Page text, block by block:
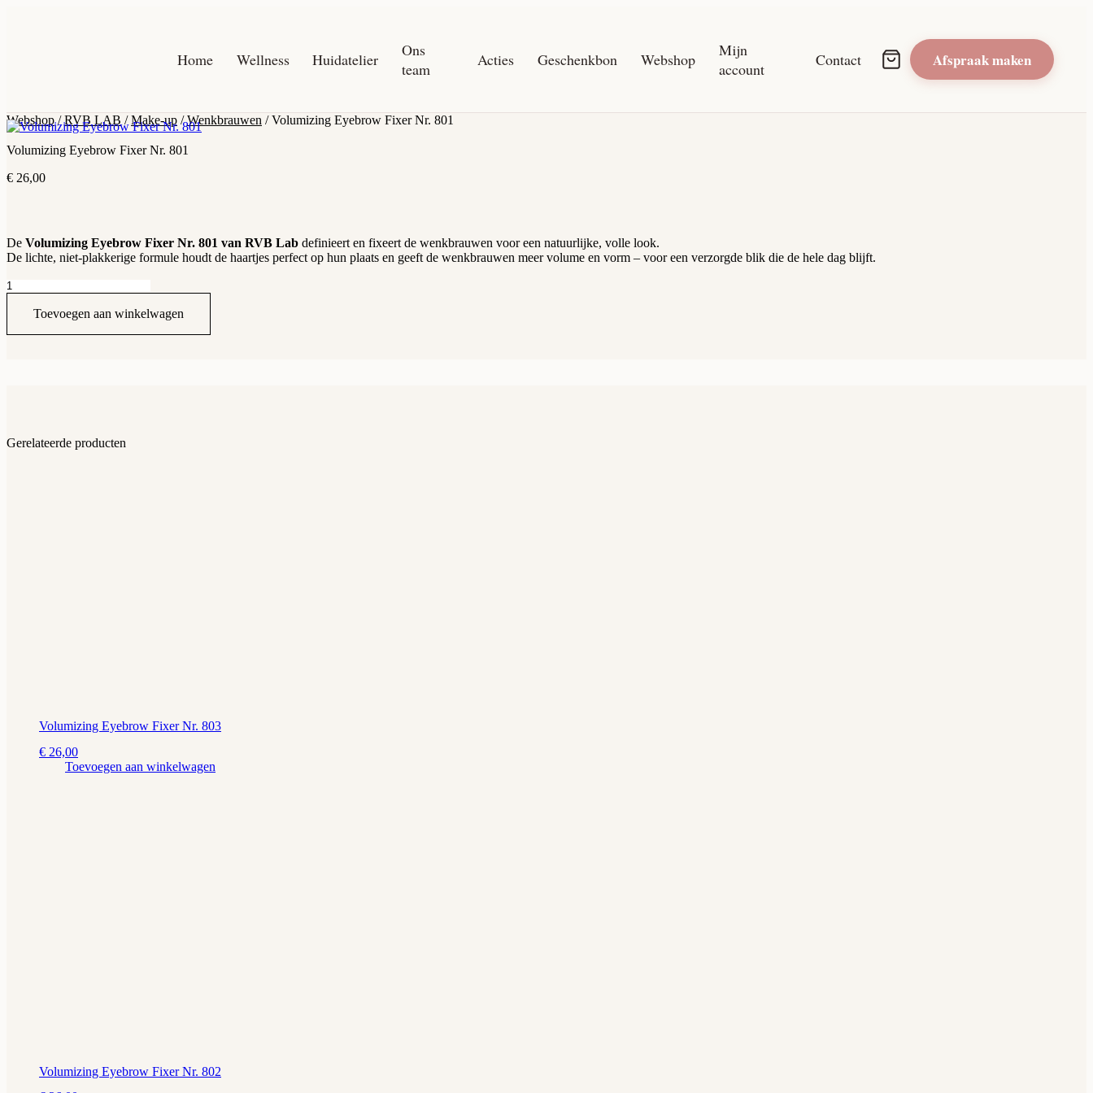
Home Wellness Huidatelier
Ons
team
Acties Geschenkbon Webshop
Mijn
account
Contact Afspraak maken
Webshop/RVB LAB /Make-up /Wenkbrauwen / Volumizing Eyebrow Fixer Nr. 801
Volumizing Eyebrow Fixer Nr. 801
€ 26,00
De Volumizing Eyebrow Fixer Nr. 801 van RVB Lab definieert en fixeert de wenkbrauwen voor een natuurlijke, volle look.
De lichte, niet-plakkerige formule houdt de haartjes perfect op hun plaats en geeft de wenkbrauwen meer volume en vorm – voor een verzorgde blik die de hele dag blijft.
Volumizing
Toevoegen aan winkelwagen
Gerelateerde producten
Volumizing Eyebrow Fixer Nr. 803
€ 26,00
Toevoegen aan winkelwagen
Volumizing Eyebrow Fixer Nr. 802